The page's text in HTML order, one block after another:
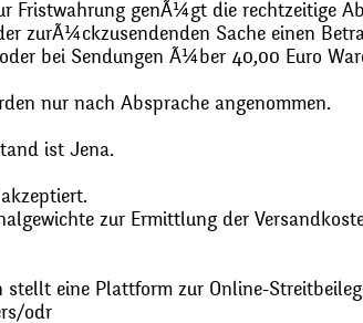
Fristwahrung genÃ¼gt die rechtzeitige
zurÃ¼ckzusendenden Sache einen
bei Sendungen Ã¼ber 40,00 Euro
nur nach Absprache angenommen.
ist Jena.
zur Ermittlung der
stellt eine Plattform zur Online-
odr